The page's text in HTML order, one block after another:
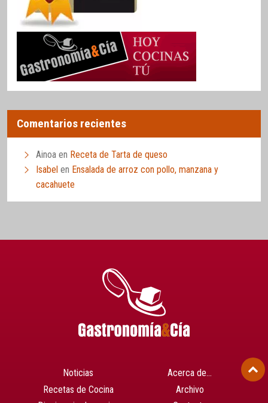
Comentarios recientes
Ainoa en Receta de Tarta de queso
Isabel en Ensalada de arroz con pollo, manzana y
cacahuete
Noticias
Recetas de Cocina
Acerca de…
Archivo